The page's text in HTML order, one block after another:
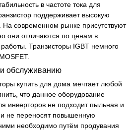
в частоте тока для
поддерживает высокую
На современном рынке присутствуют
они отличаются по ценам в
работы. Транзисторы IGBT немного
обслуживанию
купить для дома мечтает любой
что данное оборудование
инверторов не подходит пыльная и
не переносят повышенную
необходимо путём продувания